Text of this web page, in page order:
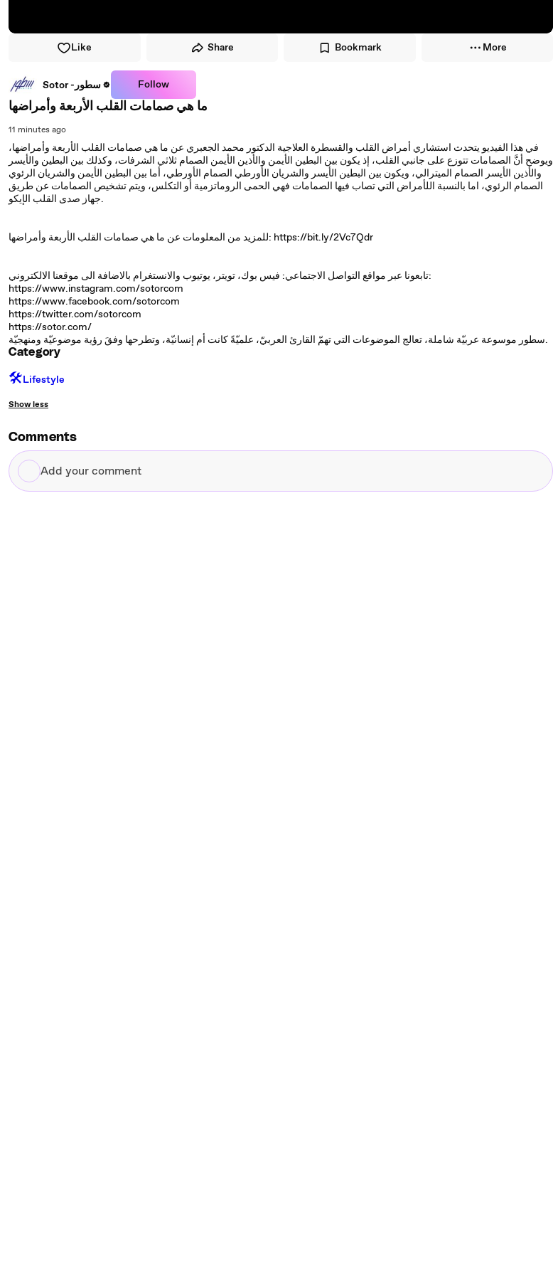
Like Share Bookmark More
Sotor -سطور Follow
ما هي صمامات القلب الأربعة وأمراضها
11 minutes ago
في هذا الفيديو يتحدث استشاري أمراض القلب والقسطرة العلاجية الدكتور محمد الجعبري عن ما هي صمامات القلب الأربعة وأمراضها،
ويوضح أنَّ الصمامات تتوزع على جانبي القلب، إذ يكون بين البطين الأيمن والأذين الأيمن الصمام ثلاثي الشرفات، وكذلك بين البطين والأيسر
والأذين الأيسر الصمام الميترالي، ويكون بين البطين الأيسر والشريان الأورطي الصمام الأورطي، أما بين البطين الأيمن والشريان الرئوي
الصمام الرئوي، اما بالنسبة اللأمراض التي تصاب فيها الصمامات فهي الحمى الروماتزمية أو التكلس، ويتم تشخيص الصمامات عن طريق
جهاز صدى القلب الإيكو.
للمزيد من المعلومات عن ما هي صمامات القلب الأربعة وأمراضها: https://bit.ly/2Vc7Qdr
تابعونا عبر مواقع التواصل الاجتماعي: فيس بوك، تويتر، يوتيوب والانستغرام بالاضافة الى موقعنا الالكتروني:
https://www.instagram.com/sotorcom
https://www.facebook.com/sotorcom
https://twitter.com/sotorcom
https://sotor.com/
سطور موسوعة عربيّة شاملة، تعالج الموضوعات التي تهمّ القارئ العربيّ، علميّةً كانت أم إنسانيّة، وتطرحها وفقَ رؤية موضوعيّة ومنهجيّة.
Category
🛠️Lifestyle
Show less
Comments
Add
your